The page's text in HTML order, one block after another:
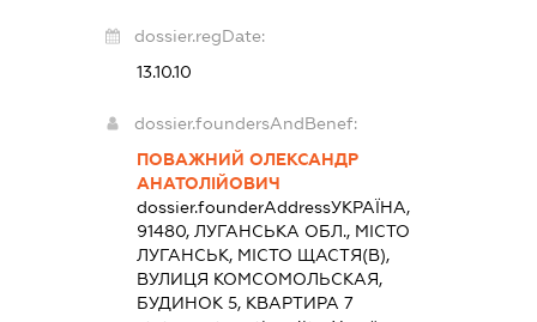
dossier.regDate:
13.10.10
dossier.foundersAndBenef:
ПОВАЖНИЙ ОЛЕКСАНДР
АНАТОЛІЙОВИЧ
dossier.founderAddressУКРАЇНА,
91480, ЛУГАНСЬКА ОБЛ., МІСТО
ЛУГАНСЬК, МІСТО ЩАСТЯ(В),
ВУЛИЦЯ КОМСОМОЛЬСКАЯ,
БУДИНОК 5, КВАРТИРА 7